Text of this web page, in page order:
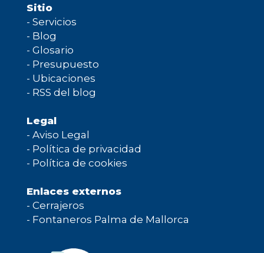
Sitio
- Servicios
- Blog
- Glosario
- Presupuesto
- Ubicaciones
- RSS del blog
Legal
- Aviso Legal
- Política de privacidad
- Política de cookies
Enlaces externos
- Cerrajeros
- Fontaneros Palma de Mallorca